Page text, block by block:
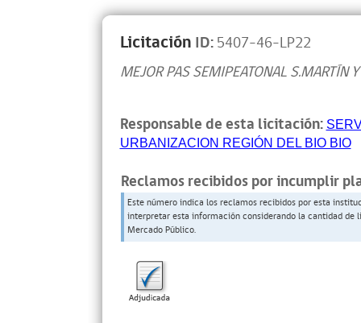
Licitación ID:5407-46-LP22
MEJOR PAS SEMIPEATONAL S.MARTÍN
Responsable de esta licitación:
URBANIZACION REGIÓN DEL BIO BIO
Reclamos recibidos por incumplir
Este número indica los reclamos recibidos por esta
interpretar esta información considerando la cantidad
Mercado Público.